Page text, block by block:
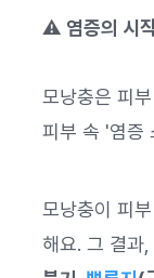
⚠️ 염증의 시
모낭충은 피
피부 속 '염증
모낭충이 피
해요. 그 결과,